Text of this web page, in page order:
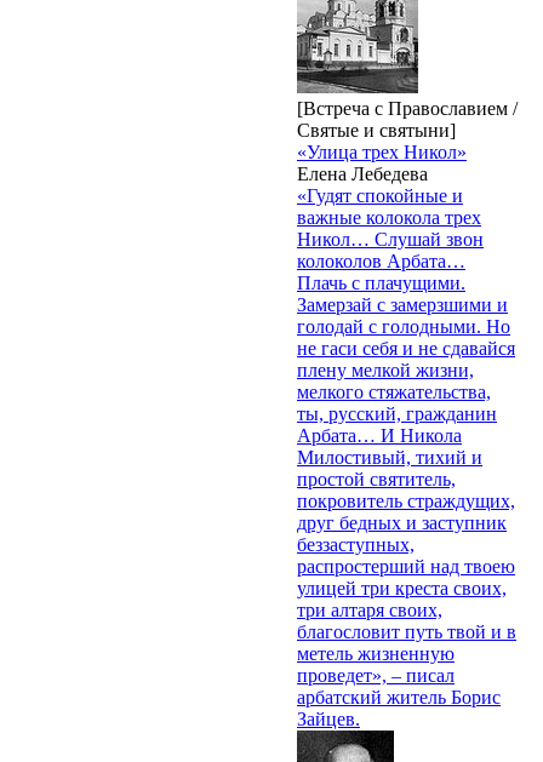
[Встреча с Православием /
Святые и святыни]
«Улица трех Никол»
Елена Лебедева
«Гудят спокойные и
важные колокола трех
Никол… Слушай звон
колоколов Арбата…
Плачь с плачущими.
Замерзай с замерзшими и
голодай с голодными. Но
не гаси себя и не сдавайся
плену мелкой жизни,
мелкого стяжательства,
ты, русский, гражданин
Арбата… И Никола
Милостивый, тихий и
простой святитель,
покровитель страждущих,
друг бедных и заступник
беззаступных,
распростерший над твоею
улицей три креста своих,
три алтаря своих,
благословит путь твой и в
метель жизненную
проведет», – писал
арбатский житель Борис
Зайцев.